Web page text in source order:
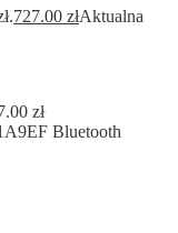
727.00 złAktualna
zł
Bluetooth